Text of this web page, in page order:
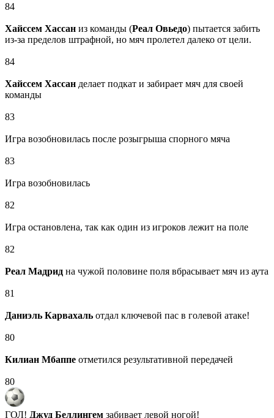
84
Хайссем Хассан из команды (Реал Овьедо) пытается забить
из-за пределов штрафной, но мяч пролетел далеко от цели.
84
Хайссем Хассан делает подкат и забирает мяч для своей
команды
83
Игра возобновилась после розыгрыша спорного мяча
83
Игра возобновилась
82
Игра остановлена, так как один из игроков лежит на поле
82
Реал Мадрид на чужой половине поля вбрасывает мяч из аута
81
Даниэль Карвахаль отдал ключевой пас в голевой атаке!
80
Килиан Мбаппе отметился результативной передачей
80
ГОЛ! Джуд Беллингем забивает левой ногой!